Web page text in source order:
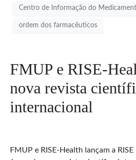
Centro de Informação do
ordem dos farmacêuticos
FMUP e RISE-
nova revista
internacional
FMUP e RISE-Health lançam a